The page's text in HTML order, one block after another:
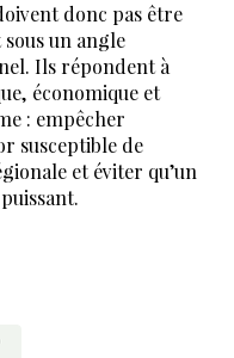
donc pas être
un angle
Ils répondent à
économique et
: empêcher
susceptible de
et éviter qu’un